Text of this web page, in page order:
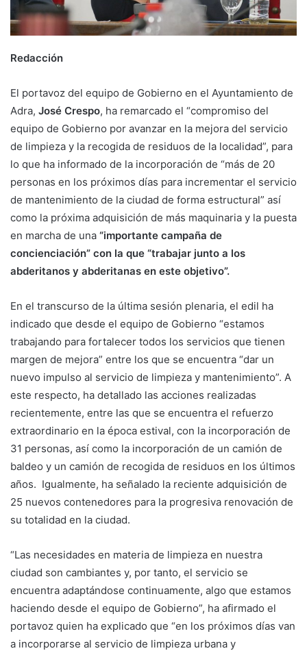
Redacción
El portavoz del equipo de Gobierno en el Ayuntamiento de
Adra, José Crespo, ha remarcado el “compromiso del
equipo de Gobierno por avanzar en la mejora del servicio
de limpieza y la recogida de residuos de la localidad”, para
lo que ha informado de la incorporación de “más de 20
personas en los próximos días para incrementar el servicio
de mantenimiento de la ciudad de forma estructural” así
como la próxima adquisición de más maquinaria y la puesta
en marcha de una “importante campaña de
concienciación” con la que “trabajar junto a los
abderitanos y abderitanas en este objetivo”.
En el transcurso de la última sesión plenaria, el edil ha
indicado que desde el equipo de Gobierno “estamos
trabajando para fortalecer todos los servicios que tienen
margen de mejora” entre los que se encuentra “dar un
nuevo impulso al servicio de limpieza y mantenimiento”. A
este respecto, ha detallado las acciones realizadas
recientemente, entre las que se encuentra el refuerzo
extraordinario en la época estival, con la incorporación de
31 personas, así como la incorporación de un camión de
baldeo y un camión de recogida de residuos en los últimos
años. Igualmente, ha señalado la reciente adquisición de
25 nuevos contenedores para la progresiva renovación de
su totalidad en la ciudad.
“Las necesidades en materia de limpieza en nuestra
ciudad son cambiantes y, por tanto, el servicio se
encuentra adaptándose continuamente, algo que estamos
haciendo desde el equipo de Gobierno”, ha afirmado el
portavoz quien ha explicado que “en los próximos días van
a incorporarse al servicio de limpieza urbana y